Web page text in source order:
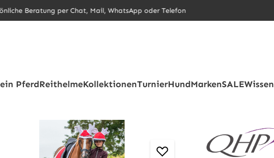
Beratung per Chat, Mail, WhatsApp oder Telefon
PferdReithelmeKollektionenTurnierHundMarkenSALEWissen